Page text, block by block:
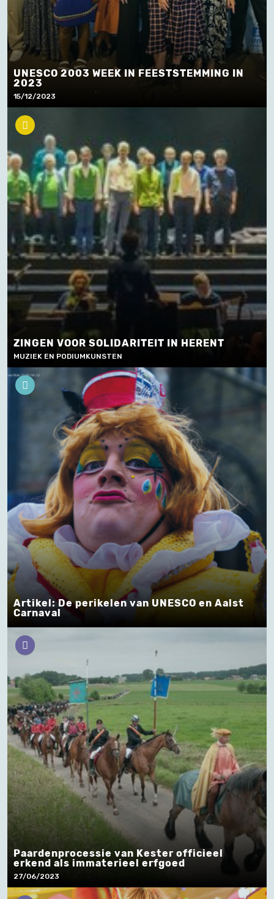
UNESCO 2003 WEEK IN FEESTSTEMMING IN
2023
15/12/2023
ZINGEN VOOR SOLIDARITEIT IN HERENT
MUZIEK EN PODIUMKUNSTEN
Artikel: De perikelen van UNESCO en Aalst
Carnaval
Paardenprocessie van Kester officieel
erkend als immaterieel erfgoed
27/06/2023